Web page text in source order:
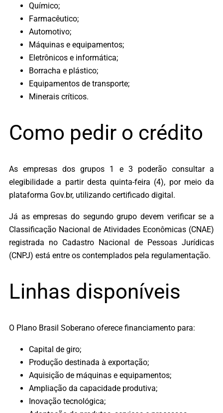
Químico;
Farmacêutico;
Automotivo;
Máquinas e equipamentos;
Eletrônicos e informática;
Borracha e plástico;
Equipamentos de transporte;
Minerais críticos.
Como pedir o crédito
As empresas dos grupos 1 e 3 poderão consultar a
elegibilidade a partir desta quinta-feira (4), por meio da
plataforma Gov.br, utilizando certificado digital.
Já as empresas do segundo grupo devem verificar se a
Classificação Nacional de Atividades Econômicas (CNAE)
registrada no Cadastro Nacional de Pessoas Jurídicas
(CNPJ) está entre os contemplados pela regulamentação.
Linhas disponíveis
O Plano Brasil Soberano oferece financiamento para:
Capital de giro;
Produção destinada à exportação;
Aquisição de máquinas e equipamentos;
Ampliação da capacidade produtiva;
Inovação tecnológica;